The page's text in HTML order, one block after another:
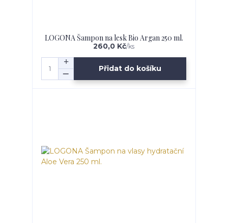
LOGONA Šampon na lesk Bio Argan 250 ml.
260,0 Kč/ks
Přidat do košíku